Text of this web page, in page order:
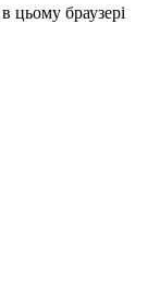
цьому браузері